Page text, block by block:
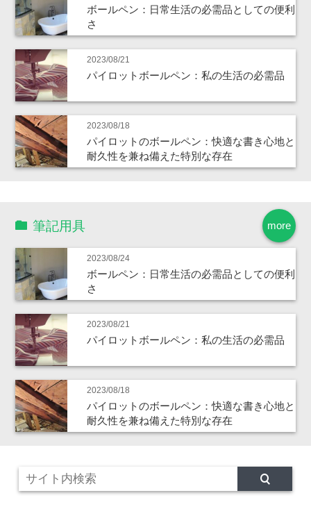
ボールペン：日常生活の必需品としての便利
さ
2023/08/21
パイロットボールペン：私の生活の必需品
2023/08/18
パイロットのボールペン：快適な書き心地と
耐久性を兼ね備えた特別な存在
more
筆記用具
2023/08/24
ボールペン：日常生活の必需品としての便利
さ
2023/08/21
パイロットボールペン：私の生活の必需品
2023/08/18
パイロットのボールペン：快適な書き心地と
耐久性を兼ね備えた特別な存在